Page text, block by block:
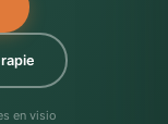
en visio